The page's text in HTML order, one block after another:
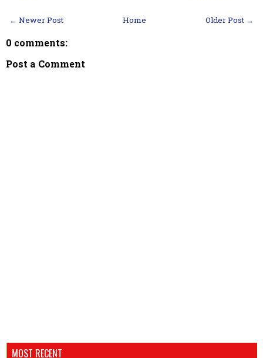
← Newer Post Older Post →
Home
0 comments:
Post a Comment
MOST RECENT